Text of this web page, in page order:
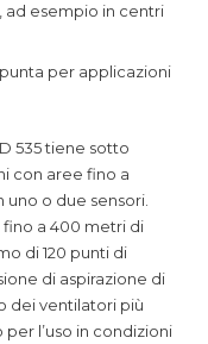
ad esempio in centri
per applicazioni
535 tiene sotto
con aree fino a
o due sensori.
a 400 metri di
di 120 punti di
di aspirazione di
dei ventilatori più
l’uso in condizioni